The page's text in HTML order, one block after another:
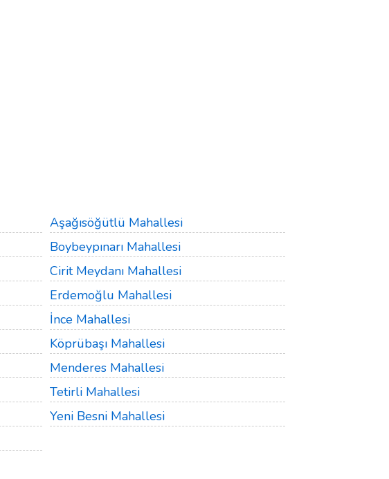
Aşağısöğütlü Mahallesi
Boybeypınarı Mahallesi
Cirit Meydanı Mahallesi
Erdemoğlu Mahallesi
İnce Mahallesi
Köprübaşı Mahallesi
Menderes Mahallesi
Tetirli Mahallesi
Yeni Besni Mahallesi